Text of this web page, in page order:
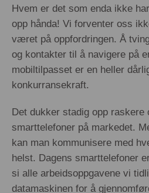
Hvem er det som enda ikke
opp hånda! Vi forventer oss
været på oppfordringen. Å
og kontakter til å navigere på
mobiltilpasset er en heller
konkurransekraft.
Det dukker stadig opp raskere
smarttelefoner på markedet.
kan man kommunisere med
helst. Dagens smarttelefoner
si alle arbeidsoppgavene vi
datamaskinen for å